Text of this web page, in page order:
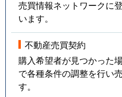
売買情報ネットワークに
います。
不動産売買契約
購入希望者が見つかった
で各種条件の調整を行い
す。